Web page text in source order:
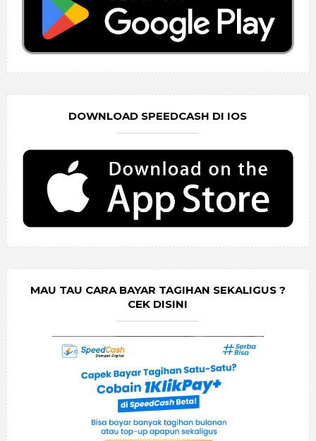
DOWNLOAD SPEEDCASH DI IOS
MAU TAU CARA BAYAR TAGIHAN SEKALIGUS ?
CEK DISINI